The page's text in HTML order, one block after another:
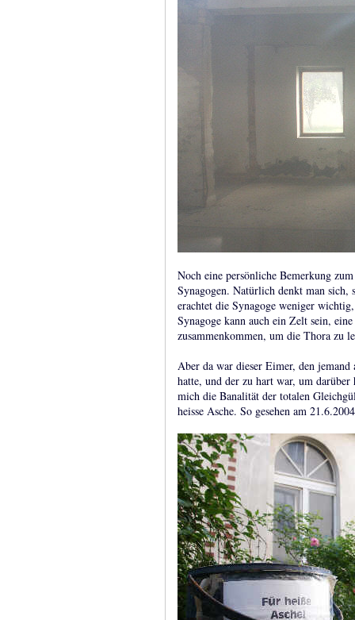
Noch eine persönliche Bemerkung
Synagogen. Natürlich denkt man sich,
erachtet die Synagoge weniger
Synagoge kann auch ein Zelt sein,
zusammenkommen, um die Thora zu
Aber da war dieser Eimer, den
hatte, und der zu hart war, um
mich die Banalität der totalen
heisse Asche. So gesehen am